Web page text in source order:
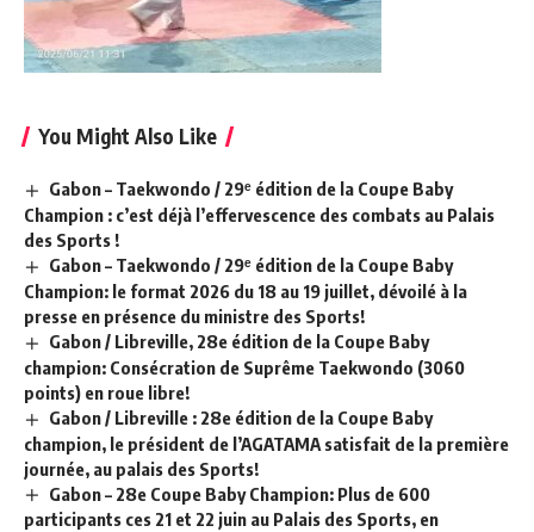
You Might Also Like
Gabon – Taekwondo / 29ᵉ édition de la Coupe Baby
Champion : c’est déjà l’effervescence des combats au Palais
des Sports !
Gabon – Taekwondo / 29ᵉ édition de la Coupe Baby
Champion: le format 2026 du 18 au 19 juillet, dévoilé à la
presse en présence du ministre des Sports!
Gabon / Libreville, 28e édition de la Coupe Baby
champion: Consécration de Suprême Taekwondo (3060
points) en roue libre!
Gabon / Libreville : 28e édition de la Coupe Baby
champion, le président de l’AGATAMA satisfait de la première
journée, au palais des Sports!
Gabon – 28e Coupe Baby Champion: Plus de 600
participants ces 21 et 22 juin au Palais des Sports, en